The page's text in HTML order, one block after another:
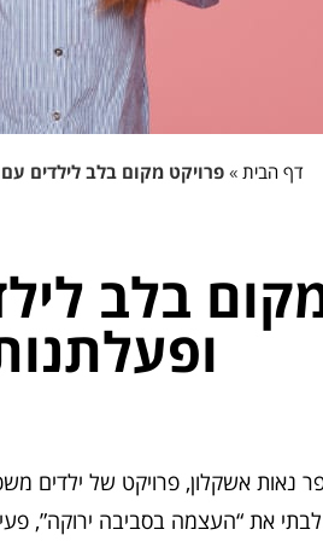
דף הבית » פרויקט מקום בלב לילדים
בלב
נאות אשקלון, פרויקט של ילדים
את “העצמה בסביבה ירוקה”,